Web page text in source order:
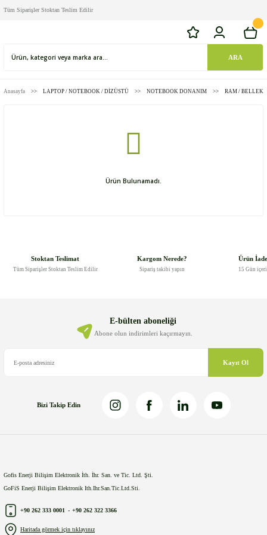
Tüm Siparişler Stoktan Teslim Edilir
ARA
Anasayfa LAPTOP / NOTEBOOK / DİZÜSTÜ NOTEBOOK DONANIM RAM / BELLEK
Ürün Bulunamadı.
Stoktan Teslimat
Tüm Siparişler Stoktan Teslim Edilir
Kargom Nerede?
Sipariş takibi yapın
Ürün
15 Gün
E-bülten aboneliği
Abone olun indirimleri kaçırmayın.
Kayıt Ol
Bizi Takip Edin
Gofis Enerji Bilişim Elektronik İth. İhr. San. ve Tic. Ltd. Şti.
GoFiS Enerji Bilişim Elektronik Ith.Ihr.San.Tic.Ltd.Sti.
+90 262 333 0001 - +90 262 322 3366
Haritada görmek için tıklayınız